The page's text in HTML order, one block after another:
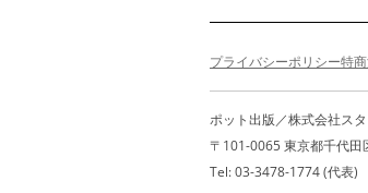
ゲ
ョ
ン
プライバシーポリシー特
ポット出版／株式会社ス
〒101-0065 東京都千代田
Tel: 03-3478-1774 (代表)